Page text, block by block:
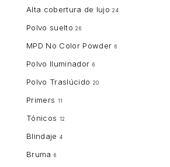
Alta cobertura de lujo 24
Polvo suelto 26
MPD No Color Powder 6
Polvo Iluminador 6
Polvo Traslúcido 20
Primers 11
Tónicos 12
Blindaje 4
Bruma 6